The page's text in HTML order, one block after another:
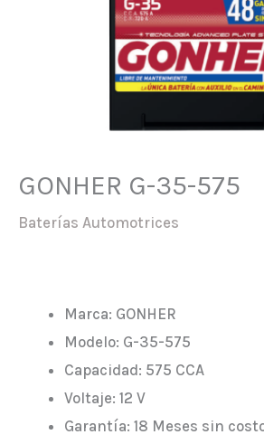
GONHER G-35-575
Baterías Automotrices
Marca: GONHER
Modelo: G-35-575
Capacidad: 575 CCA
Voltaje: 12 V
Garantía: 18 Meses sin